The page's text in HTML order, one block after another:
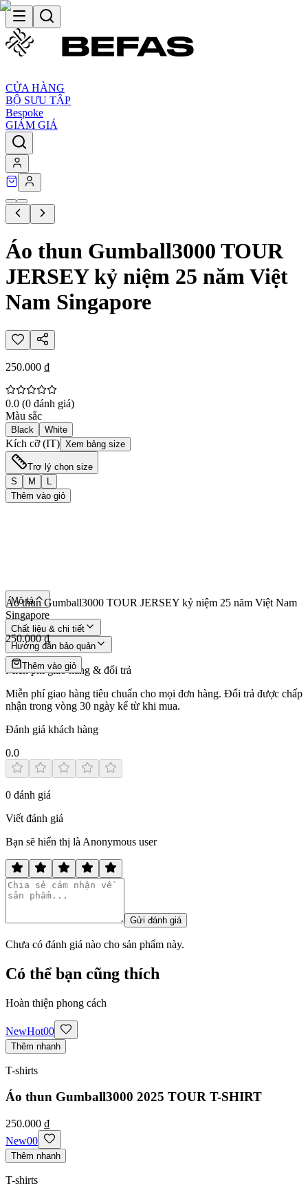
CỬA HÀNG
BỘ SƯU TẬP
Bespoke
GIẢM GIÁ
Áo thun Gumball3000 TOUR
JERSEY kỷ niệm 25 năm Việt
Nam Singapore
250.000 ₫
0.0 (0 đánh giá)
Màu sắc
Black White
Kích cỡ (IT) Xem bảng size
Trợ lý chọn size
S
M
Thêm vào giỏ
Áo thun Gumball3000 TOUR JERSEY kỷ niệm 25 năm Việt Nam
Singapore
250.000 ₫
Thêm vào giỏ
Mô tả
Chất liệu & chi tiết
Hướng dẫn bảo quản
Miễn phí giao hàng & đổi trả
Miễn phí giao hàng tiêu chuẩn cho mọi đơn hàng. Đổi trả được chấp
nhận trong vòng 30 ngày kể từ khi mua.
Đánh giá khách hàng
0.0
0 đánh giá
Viết đánh giá
Bạn sẽ hiển thị là Anonymous user
Gửi đánh giá
Chưa có đánh giá nào cho sản phẩm này.
Có thể bạn cũng thích
Hoàn thiện phong cách
NewHot00
Thêm nhanh
T-shirts
Áo thun Gumball3000 2025 TOUR T-SHIRT
250.000 ₫
New00
Thêm nhanh
T-shirts